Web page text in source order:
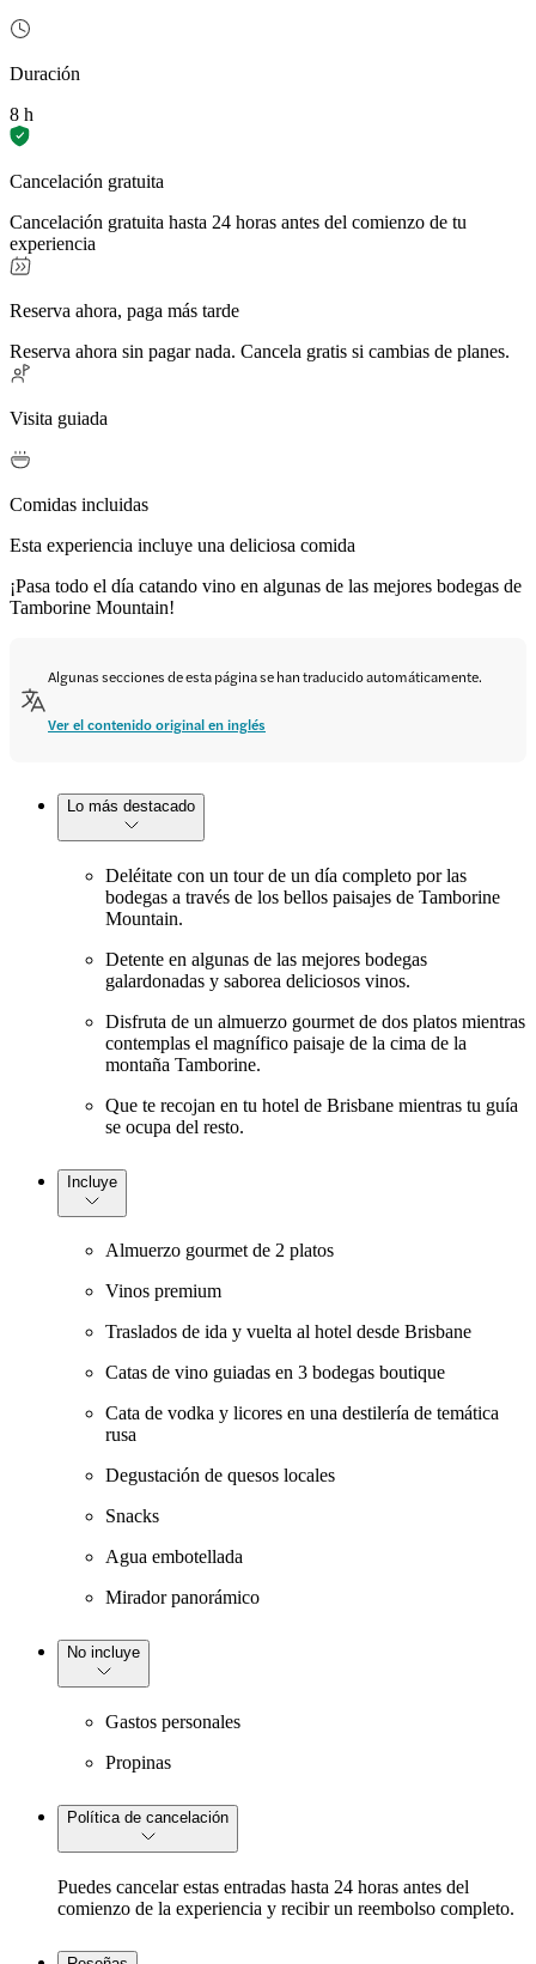
Duración
8 h
Cancelación gratuita
Cancelación gratuita hasta 24 horas antes del comienzo de tu
experiencia
Reserva ahora, paga más tarde
Reserva ahora sin pagar nada. Cancela gratis si cambias de planes.
Visita guiada
Comidas incluidas
Esta experiencia incluye una deliciosa comida
¡Pasa todo el día catando vino en algunas de las mejores bodegas de
Tamborine Mountain!
Algunas secciones de esta página se han traducido automáticamente.
Ver el contenido original en inglés
Lo más destacado
Deléitate con un tour de un día completo por las
bodegas a través de los bellos paisajes de Tamborine
Mountain.
Detente en algunas de las mejores bodegas
galardonadas y saborea deliciosos vinos.
Disfruta de un almuerzo gourmet de dos platos mientras
contemplas el magnífico paisaje de la cima de la
montaña Tamborine.
Que te recojan en tu hotel de Brisbane mientras tu guía
se ocupa del resto.
Incluye
Almuerzo gourmet de 2 platos
Vinos premium
Traslados de ida y vuelta al hotel desde Brisbane
Catas de vino guiadas en 3 bodegas boutique
Cata de vodka y licores en una destilería de temática
rusa
Degustación de quesos locales
Snacks
Agua embotellada
Mirador panorámico
No incluye
Gastos personales
Propinas
Política de cancelación
Puedes cancelar estas entradas hasta 24 horas antes del
comienzo de la experiencia y recibir un reembolso completo.